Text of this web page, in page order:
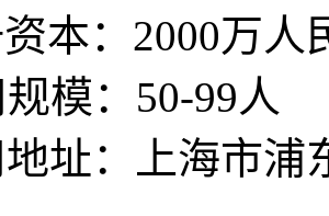
本：2000万人
模：50-99人
址：上海市浦